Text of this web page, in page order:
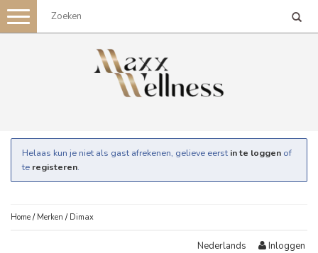
Toggle
navigation
Helaas kun je niet als gast afrekenen, gelieve eerst in te loggen of
te registeren.
Home / Merken / Dimax
Nederlands Inloggen